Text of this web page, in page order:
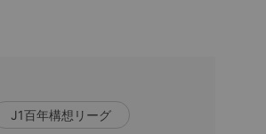
J1百年構想リーグ